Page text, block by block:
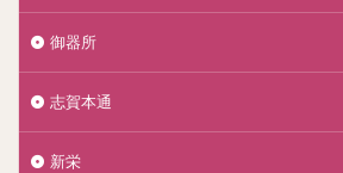
御器所
志賀本通
新栄